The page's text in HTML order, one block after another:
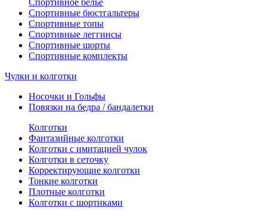
Спортивное белье
Спортивные бюстгальтеры
Спортивные топы
Спортивные леггинсы
Спортивные шорты
Спортивные комплекты
Чулки и колготки
Носочки и Гольфы
Повязки на бедра / бандалетки
Колготки
Фантазийные колготки
Колготки с имитацией чулок
Колготки в сеточку
Корректирующие колготки
Тонкие колготки
Плотные колготки
Колготки с шортиками